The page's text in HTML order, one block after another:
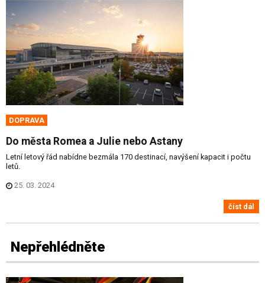
DOPRAVA
Do města Romea a Julie nebo Astany
Letní letový řád nabídne bezmála 170 destinací, navýšení kapacit i počtu
letů.
25. 03. 2024
číst dál
Nepřehlédněte